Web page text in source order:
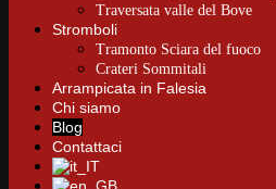
Traversata valle del Bove
Stromboli
Tramonto Sciara del fuoco
Crateri Sommitali
Arrampicata in Falesia
Chi siamo
Blog
Contattaci